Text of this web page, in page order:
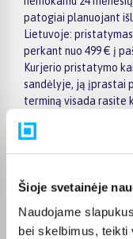
Šioje svetainėje
Naudojame
bei skelbimus, teikti
patogiai planuojant
Lietuvoje:
perkant nuo 499 € į
Kurjerio pristatymo
sandėlyje, ją įprastai
terminą visada rasite
Pasirinkę tinkamą
rinktis jums